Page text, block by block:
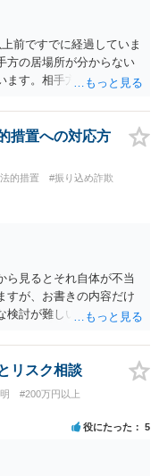
前ですでに経過していま
方の居場所が分からない
ます。相手方の居場所が
措置への対応方
的措置
#振り込め詐欺
ら見るとそれ自体が不当
すが、お書きの内容だけ
検討が難しいです。例え
が確実です。
リスク相談
#200万円以上
役にたった 5